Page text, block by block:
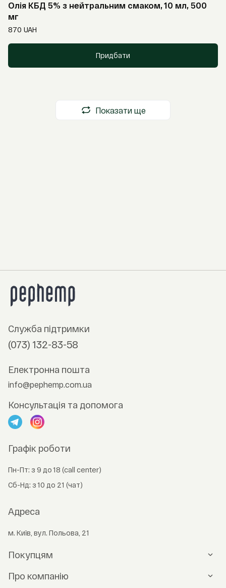
Олія КБД 5% з нейтральним смаком, 10 мл, 500
мг
870 UAH
Придбати
Показати ще
Служба підтримки
(073) 132-83-58
Електронна пошта
info@pephemp.com.ua
Консультація та допомога
Графік роботи
Пн-Пт: з 9 до 18 (call center)
Сб-Нд: з 10 до 21 (чат)
Адреса
м. Київ, вул. Польова, 21
Покупцям
Про компанію